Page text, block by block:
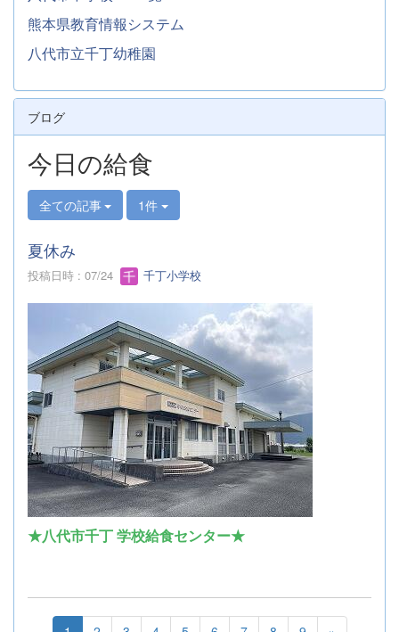
熊本県教育情報システム
八代市立千丁幼稚園
ブログ
今日の給食
全ての記事 1件
夏休み
投稿日時 : 07/24 千丁小学校
★八代市千丁 学校給食センター★